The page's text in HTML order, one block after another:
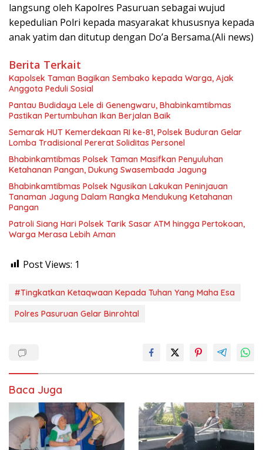
langsung oleh Kapolres Pasuruan sebagai wujud
kepedulian Polri kepada masyarakat khususnya kepada
anak yatim dan ditutup dengan Do’a Bersama.(Ali news)
Berita Terkait
Kapolsek Taman Bagikan Sembako kepada Warga, Ajak
Anggota Peduli Sosial
Pantau Budidaya Lele di Genengwaru, Bhabinkamtibmas
Pastikan Pertumbuhan Ikan Berjalan Baik
Semarak HUT Kemerdekaan RI ke-81, Polsek Buduran Gelar
Lomba Tradisional Pererat Soliditas Personel
Bhabinkamtibmas Polsek Taman Masifkan Penyuluhan
Ketahanan Pangan, Dukung Swasembada Jagung
Bhabinkamtibmas Polsek Ngusikan Lakukan Peninjauan
Tanaman Jagung Dalam Rangka Mendukung Ketahanan
Pangan
Patroli Siang Hari Polsek Tarik Sasar ATM hingga Pertokoan,
Warga Merasa Lebih Aman
Post Views: 1
#Tingkatkan Ketaqwaan Kepada Tuhan Yang Maha Esa
Polres Pasuruan Gelar Binrohtal
Baca Juga